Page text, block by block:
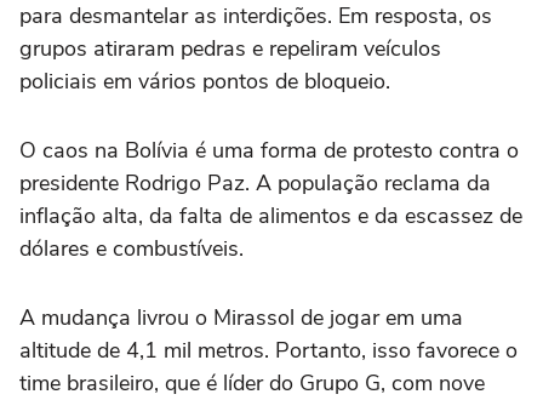
para desmantelar as interdições. Em resposta, os
grupos atiraram pedras e repeliram veículos
policiais em vários pontos de bloqueio.
O caos na Bolívia é uma forma de protesto contra o
presidente Rodrigo Paz. A população reclama da
inflação alta, da falta de alimentos e da escassez de
dólares e combustíveis.
A mudança livrou o Mirassol de jogar em uma
altitude de 4,1 mil metros. Portanto, isso favorece o
time brasileiro, que é líder do Grupo G, com nove